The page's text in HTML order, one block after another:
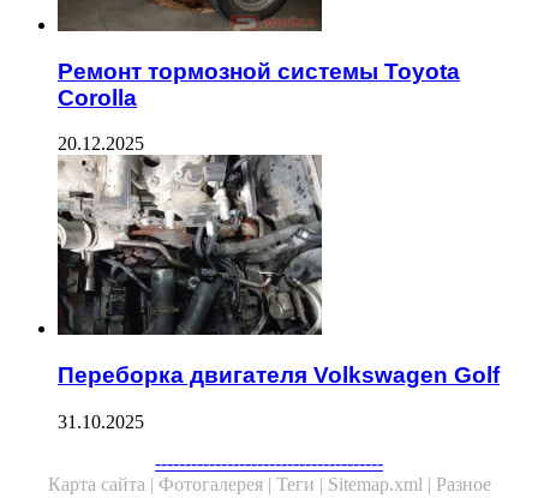
Ремонт тормозной системы Toyota
Corolla
20.12.2025
Переборка двигателя Volkswagen Golf
31.10.2025
--------------------------------------
Карта сайта | Фотогалерея | Теги | Sitemap.xml | Разное